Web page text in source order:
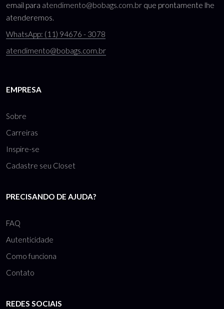
email para atendimento@bobags.com.br que prontamente lhe
atenderemos.
WhatsApp: (11) 94676 - 3078
atendimento@bobags.com.br
EMPRESA
Sobre
Carreiras
Inspire-se
Cadastre seu Closet
PRECISANDO DE AJUDA?
FAQ
Autenticidade
Como funciona
Contato
REDES SOCIAIS